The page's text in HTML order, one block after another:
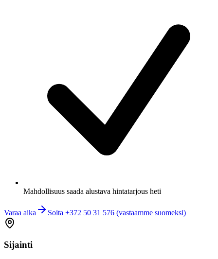
Mahdollisuus saada alustava hintatarjous heti
Varaa aika Soita +372 50 31 576 (vastaamme suomeksi)
Sijainti